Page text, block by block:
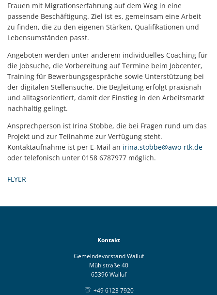
Frauen mit Migrationserfahrung auf dem Weg in eine
passende Beschäftigung. Ziel ist es, gemeinsam eine Arbeit
zu finden, die zu den eigenen Stärken, Qualifikationen und
Lebensumständen passt.
Angeboten werden unter anderem individuelles Coaching für
die Jobsuche, die Vorbereitung auf Termine beim Jobcenter,
Training für Bewerbungsgespräche sowie Unterstützung bei
der digitalen Stellensuche. Die Begleitung erfolgt praxisnah
und alltagsorientiert, damit der Einstieg in den Arbeitsmarkt
nachhaltig gelingt.
Ansprechperson ist Irina Stobbe, die bei Fragen rund um das
Projekt und zur Teilnahme zur Verfügung steht.
Kontaktaufnahme ist per E‑Mail an irina.stobbe@awo-rtk.de
oder telefonisch unter 0158 6787977 möglich.
FLYER
Kontakt
Gemeindevorstand Walluf
Mühlstraße 40
65396 Walluf
+49 6123 7920